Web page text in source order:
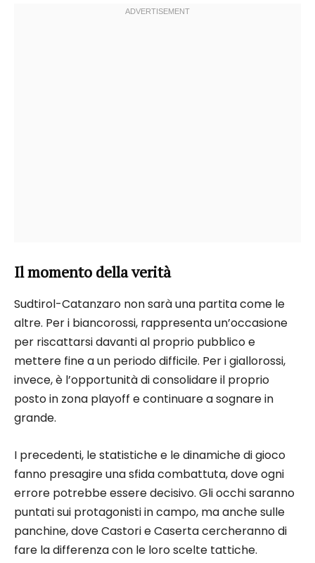
Il momento della verità
Sudtirol-Catanzaro non sarà una partita come le
altre. Per i biancorossi, rappresenta un’occasione
per riscattarsi davanti al proprio pubblico e
mettere fine a un periodo difficile. Per i giallorossi,
invece, è l’opportunità di consolidare il proprio
posto in zona playoff e continuare a sognare in
grande.
I precedenti, le statistiche e le dinamiche di gioco
fanno presagire una sfida combattuta, dove ogni
errore potrebbe essere decisivo. Gli occhi saranno
puntati sui protagonisti in campo, ma anche sulle
panchine, dove Castori e Caserta cercheranno di
fare la differenza con le loro scelte tattiche.